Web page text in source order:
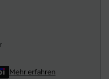
Mehr erfahren